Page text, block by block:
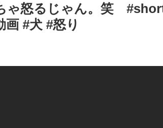
ゃ怒るじゃん。笑
画 #犬 #怒り